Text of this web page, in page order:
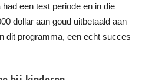
een test periode en in die
dollar aan goud uitbetaald aan
dit programma, een echt succes